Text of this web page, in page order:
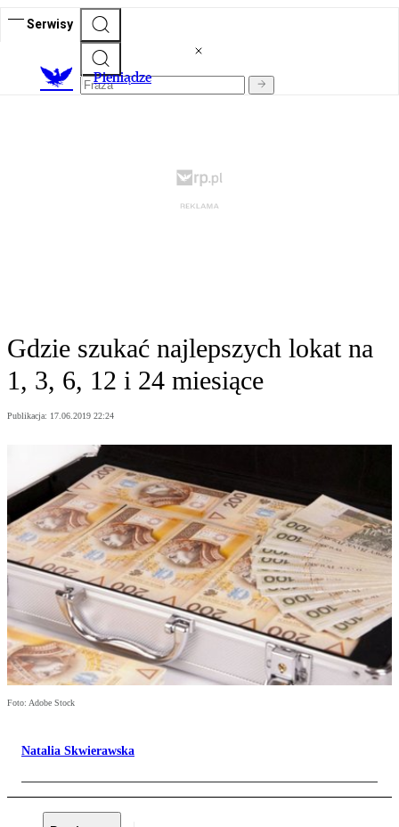
Serwisy
Pieniądze
Gdzie szukać najlepszych lokat na
1, 3, 6, 12 i 24 miesiące
Publikacja: 17.06.2019 22:24
Foto: Adobe Stock
Natalia Skwierawska